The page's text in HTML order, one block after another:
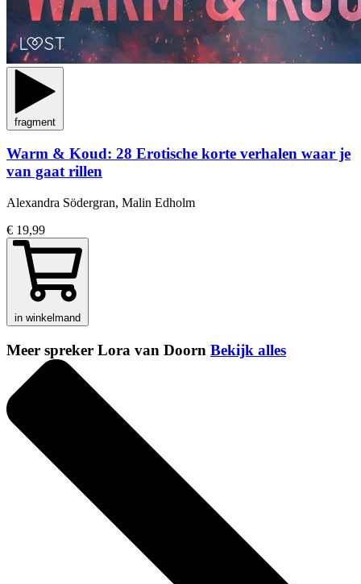
fragment
Warm & Koud: 28 Erotische korte verhalen waar je
van gaat rillen
Alexandra Södergran, Malin Edholm
€ 19,99
in winkelmand
Meer spreker Lora van Doorn Bekijk alles